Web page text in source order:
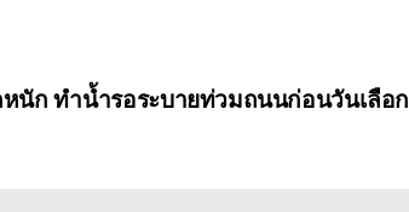
นัก ทำน้ำรอระบายท่วมถนนก่อนวันเลือก